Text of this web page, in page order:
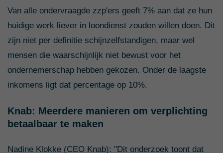
Van alle ondervraagde zzp'ers geeft 7% aan dat ze hun
huidige werk liever in loondienst zouden willen doen. Dit
zijn niet per definitie schijnzelfstandigen, maar wel
mensen die waarschijnlijk niet bewust voor het
ondernemerschap hebben gekozen. Onder de laagste
inkomens ligt dat percentage op 10%.
Knab: Meerdere manieren om verplichting
betaalbaar te maken
Nadine Klokke (CEO Knab): "Dit onderzoek toont dat